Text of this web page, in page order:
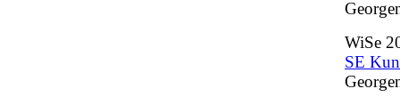
WiSe
SE